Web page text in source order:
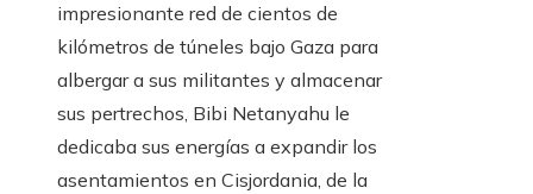
impresionante red de cientos de
kilómetros de túneles bajo Gaza para
albergar a sus militantes y almacenar
sus pertrechos, Bibi Netanyahu le
dedicaba sus energías a expandir los
asentamientos en Cisjordania, de la